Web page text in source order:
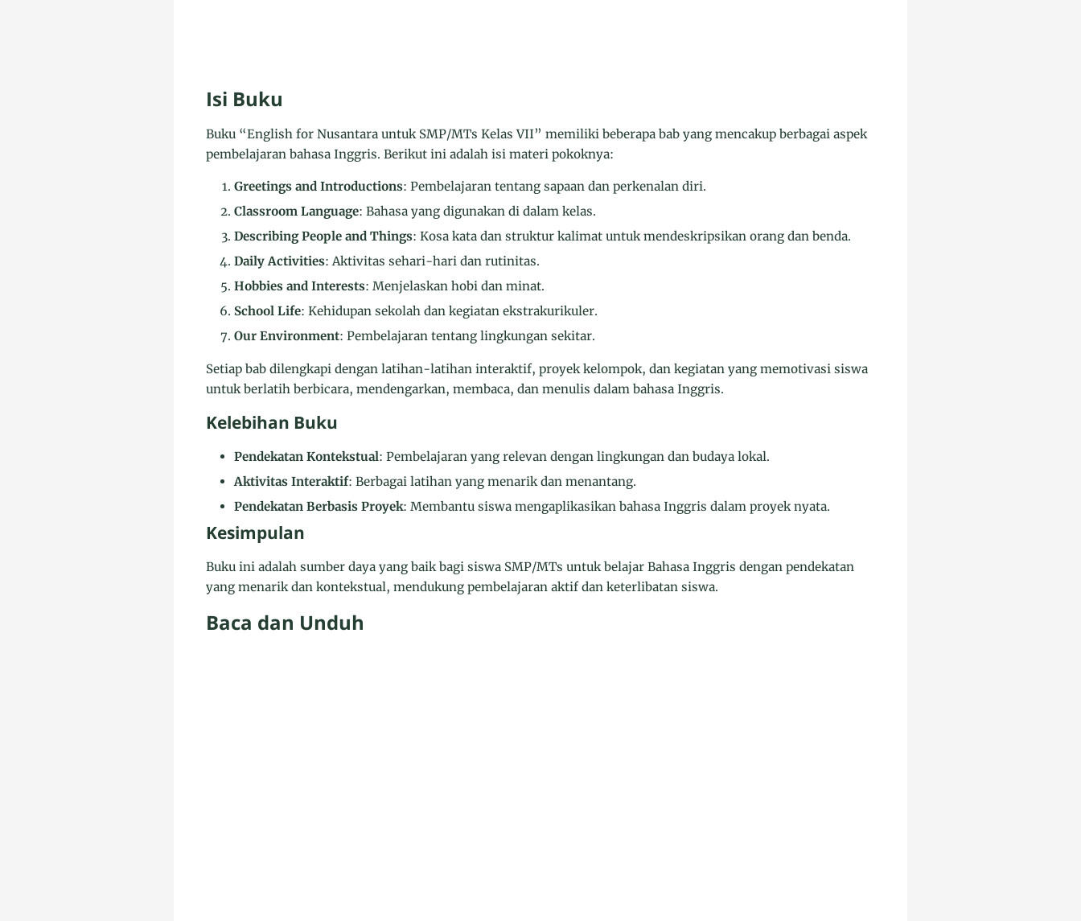
Isi Buku
Buku “English for Nusantara untuk SMP/MTs Kelas VII” memiliki beberapa bab yang mencakup berbagai aspek
pembelajaran bahasa Inggris. Berikut ini adalah isi materi pokoknya:
Greetings and Introductions: Pembelajaran tentang sapaan dan perkenalan diri.
Classroom Language: Bahasa yang digunakan di dalam kelas.
Describing People and Things: Kosa kata dan struktur kalimat untuk mendeskripsikan orang dan benda.
Daily Activities: Aktivitas sehari-hari dan rutinitas.
Hobbies and Interests: Menjelaskan hobi dan minat.
School Life: Kehidupan sekolah dan kegiatan ekstrakurikuler.
Our Environment: Pembelajaran tentang lingkungan sekitar.
Setiap bab dilengkapi dengan latihan-latihan interaktif, proyek kelompok, dan kegiatan yang memotivasi siswa
untuk berlatih berbicara, mendengarkan, membaca, dan menulis dalam bahasa Inggris.
Kelebihan Buku
Pendekatan Kontekstual: Pembelajaran yang relevan dengan lingkungan dan budaya lokal.
Aktivitas Interaktif: Berbagai latihan yang menarik dan menantang.
Pendekatan Berbasis Proyek: Membantu siswa mengaplikasikan bahasa Inggris dalam proyek nyata.
Kesimpulan
Buku ini adalah sumber daya yang baik bagi siswa SMP/MTs untuk belajar Bahasa Inggris dengan pendekatan
yang menarik dan kontekstual, mendukung pembelajaran aktif dan keterlibatan siswa.
Baca dan Unduh